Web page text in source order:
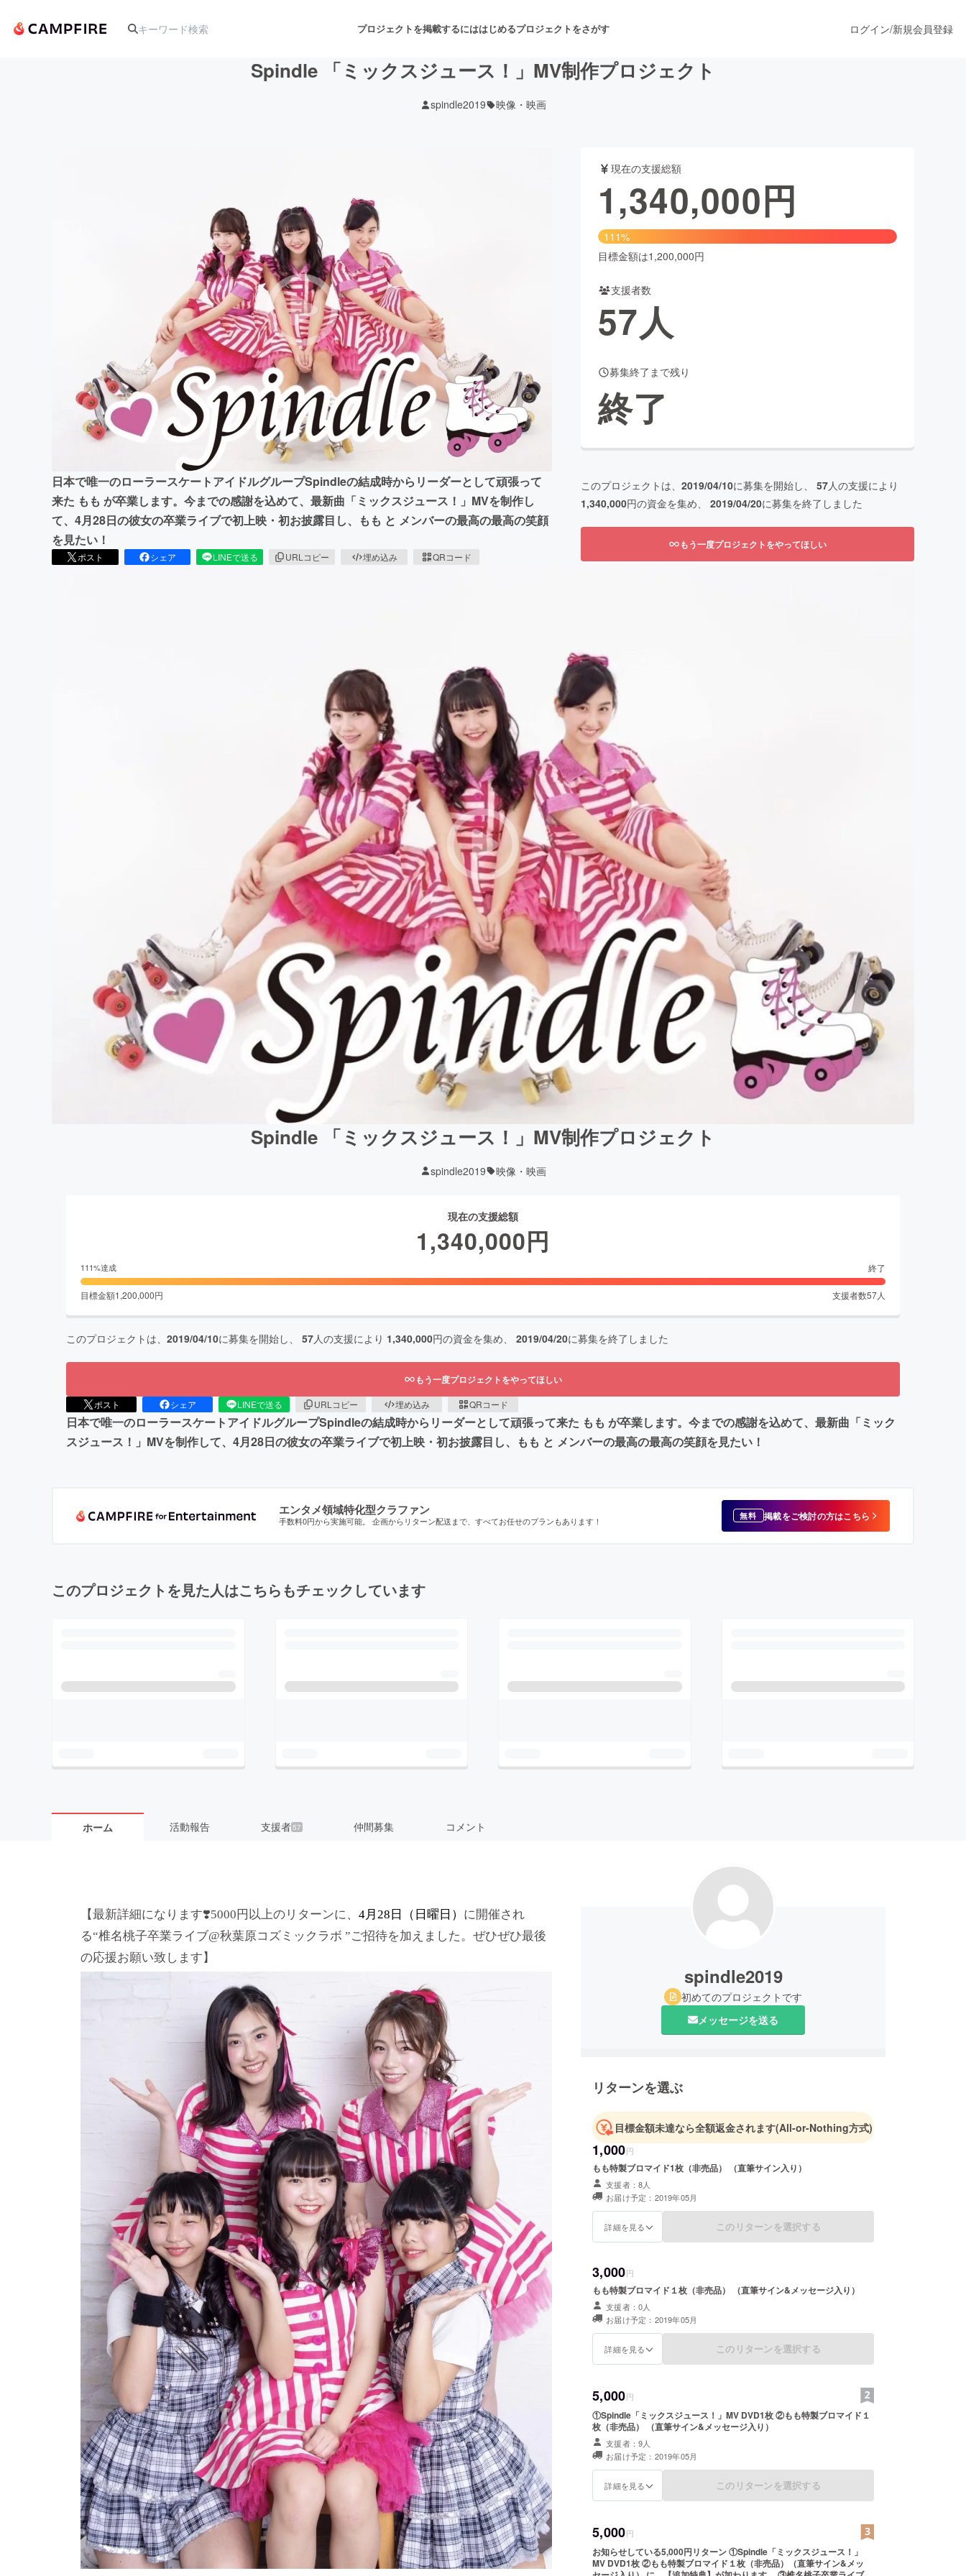
プロジェクトを掲載するにははじめるプロジェクトをさがす
舞台・パフォーマンス
テクノロジー・ガジェット ゲーム・サービス開発 ファッション
書籍・雑誌出版
ビジネス・起業 チャレンジ ビューティー・ヘルスケア
まちづくり・地域活性化
CAMPFIRE for Social GoodCAMPFIRE Creation
CAMPFIREふるさと納税machi-yaコミュニティ
ログイン/新規会員登録
Spindle 「ミックスジュース！」MV制作プロジェクト
spindle2019 映像・映画
日本で唯一のローラースケートアイドルグループSpindleの結成時からリーダーとして頑張って
来た もも が卒業します。今までの感謝を込めて、最新曲「ミックスジュース！」MVを制作し
て、4月28日の彼女の卒業ライブで初上映・初お披露目し、もも と メンバーの最高の最高の笑顔
を見たい！
ポスト シェア LINEで送る URLコピー 埋め込み QRコード
現在の支援総額
1,340,000円
111%
目標金額は1,200,000円
支援者数
57人
募集終了まで残り
終了
このプロジェクトは、 2019/04/10に募集を開始し、 57人の支援により
1,340,000円の資金を集め、 2019/04/20に募集を終了しました
もう一度プロジェクトをやってほしい
Spindle 「ミックスジュース！」MV制作プロジェクト
spindle2019 映像・映画
現在の支援総額
1,340,000円
111%達成 終了
目標金額1,200,000円 支援者数57人
このプロジェクトは、 2019/04/10に募集を開始し、 57人の支援により 1,340,000円の資金を集め、 2019/04/20に募集を終了しました
もう一度プロジェクトをやってほしい
ポスト シェア LINEで送る URLコピー 埋め込み QRコード
日本で唯一のローラースケートアイドルグループSpindleの結成時からリーダーとして頑張って来た もも が卒業します。今までの感謝を込めて、最新曲「ミック
スジュース！」MVを制作して、4月28日の彼女の卒業ライブで初上映・初お披露目し、もも と メンバーの最高の最高の笑顔を見たい！
エンタメ領域特化型クラファン
手数料0円から実施可能。 企画からリターン配送まで、すべてお任せのプランもあります！ 無料 掲載をご検討の方はこちら
このプロジェクトを見た人はこちらもチェックしています
ホーム 活動報告 支援者57 仲間募集 コメント
【最新詳細になります❣️5000円以上のリターンに、 4月28日（日曜日） に開催され
る“椎名桃子卒業ライブ@秋葉原コズミックラボ ”ご招待を加えました。ぜひぜひ最後
の応援お願い致します】
spindle2019
初めてのプロジェクトです
メッセージを送る
リターンを選ぶ
目標金額未達なら全額返金されます(All-or-Nothing方式)
1,000円
もも特製ブロマイド1枚（非売品） （直筆サイン入り）
支援者：8人
お届け予定：2019年05月
詳細を見る このリターンを選択する
3,000円
もも特製ブロマイド１枚（非売品） （直筆サイン&メッセージ入り）
支援者：0人
お届け予定：2019年05月
詳細を見る このリターンを選択する
5,000円
①Spindle「ミックスジュース！」MV DVD1枚 ②もも特製ブロマイド１
枚（非売品） （直筆サイン&メッセージ入り）
支援者：9人
お届け予定：2019年05月
詳細を見る このリターンを選択する
5,000円
お知らせしている5,000円リターン ①Spindle「ミックスジュース！」
MV DVD1枚 ②もも特製ブロマイド１枚（非売品）（直筆サイン&メッ